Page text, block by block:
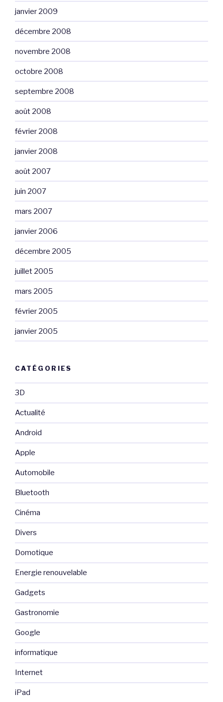
janvier 2009
décembre 2008
novembre 2008
octobre 2008
septembre 2008
août 2008
février 2008
janvier 2008
août 2007
juin 2007
mars 2007
janvier 2006
décembre 2005
juillet 2005
mars 2005
février 2005
janvier 2005
CATÉGORIES
3D
Actualité
Android
Apple
Automobile
Bluetooth
Cinéma
Divers
Domotique
Energie renouvelable
Gadgets
Gastronomie
Google
informatique
Internet
iPad